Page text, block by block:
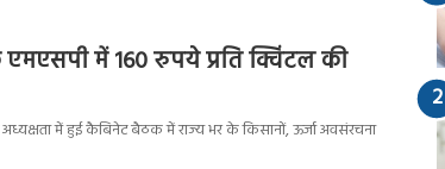
में 160 रुपये प्रति क्विंटल की
अध्यक्षता में हुई कैबिनेट बैठक में राज्य भर के किसानों, ऊर्जा अवसंरचना